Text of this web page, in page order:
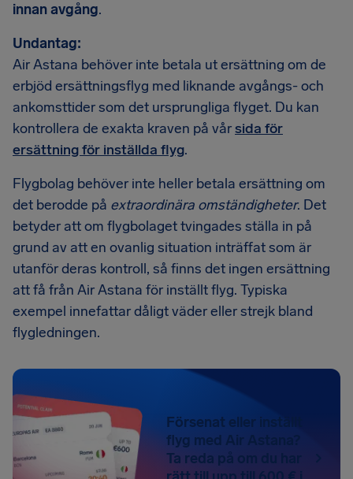
innan avgång.
Undantag:
Air Astana behöver inte betala ut ersättning om de
erbjöd ersättningsflyg med liknande avgångs- och
ankomsttider som det ursprungliga flyget. Du kan
kontrollera de exakta kraven på vårsida för
ersättning för inställda flyg.
Flygbolag behöver inte heller betala ersättning om
det berodde på extraordinära omständigheter. Det
betyder att om flygbolaget tvingades ställa in på
grund av att en ovanlig situation inträffat som är
utanför deras kontroll, så finns det ingen ersättning
att få från Air Astana för inställt flyg. Typiska
exempel innefattar dåligt väder eller strejk bland
flygledningen.
Försenat eller inställt
flyg med Air Astana?
Ta reda på om du har